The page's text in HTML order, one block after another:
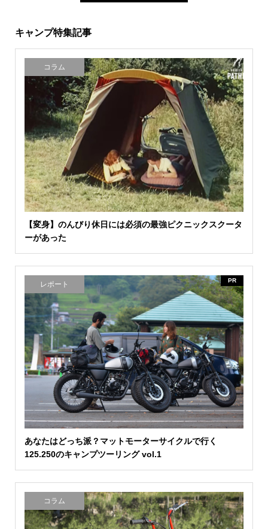
キャンプ特集記事
コラム
【変身】のんびり休日には必須の最強ピクニックスクータ
ーがあった
レポート PR
あなたはどっち派？マットモーターサイクルで行く
125.250のキャンプツーリング vol.1
コラム